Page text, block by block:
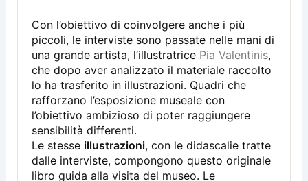
Con l’obiettivo di coinvolgere anche i più
piccoli, le interviste sono passate nelle mani di
una grande artista, l’illustratrice Pia Valentinis,
che dopo aver analizzato il materiale raccolto
lo ha trasferito in illustrazioni. Quadri che
rafforzano l’esposizione museale con
l’obiettivo ambizioso di poter raggiungere
sensibilità differenti.
Le stesse illustrazioni, con le didascalie tratte
dalle interviste, compongono questo originale
libro guida alla visita del museo. Le